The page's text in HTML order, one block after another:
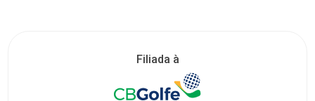
Filiada à